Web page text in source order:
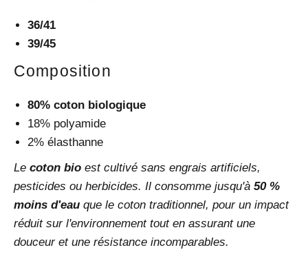
36/41
39/45
Composition
80% coton biologique
18% polyamide
2% élasthanne
Le coton bio est cultivé sans engrais artificiels,
pesticides ou herbicides. Il consomme jusqu'à 50 %
moins d'eau que le coton traditionnel, pour un impact
réduit sur l'environnement tout en assurant une
douceur et une résistance incomparables.